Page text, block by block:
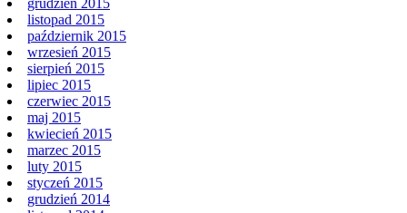
styczeń 2016
grudzień 2015
listopad 2015
październik 2015
wrzesień 2015
sierpień 2015
lipiec 2015
czerwiec 2015
maj 2015
kwiecień 2015
marzec 2015
luty 2015
styczeń 2015